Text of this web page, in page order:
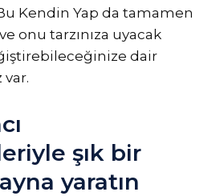
Kendin Yap da tamamen
onu tarzınıza uyacak
dair
şık bir
yaratın